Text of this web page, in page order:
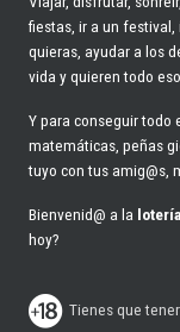
fiestas, ir a un
quieras, ayudar a los
vida y quieren todo
Y para conseguir todo
matemáticas, peñas
tuyo con tus amig@s,
Bienvenid@ a la lotería
hoy?
Tienes que